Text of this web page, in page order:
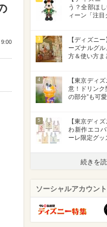
9:00
う？全部ほ
ィーン「注目
3
【ディズニ
ーズナルグ
方＆使い方ま
4
【東京ディ
意！ドリンク
の部分”も可
5
【東京ディ
わ新作エコ
ーレ限定グッ
続きを
ソーシャルアカウント